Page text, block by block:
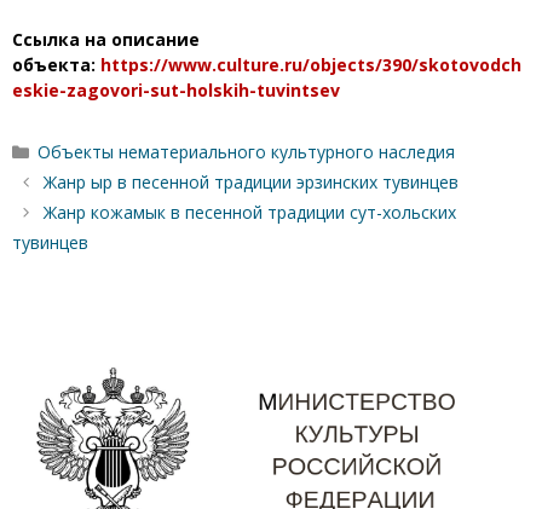
Ссылка на описание
объекта: https://www.culture.ru/objects/390/skotovodch
eskie-zagovori-sut-holskih-tuvintsev
Рубрики
Объекты нематериального культурного наследия
Жанр ыр в песенной традиции эрзинских тувинцев
Жанр кожамык в песенной традиции сут-хольских
тувинцев